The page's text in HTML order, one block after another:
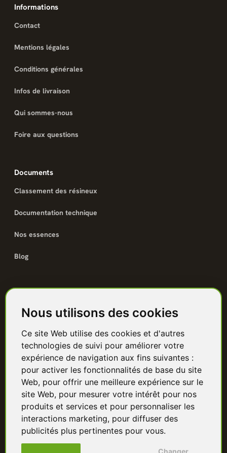
Nous utilisons des cookies
Ce site Web utilise des cookies et d'autres
technologies de suivi pour améliorer votre
expérience de navigation aux fins suivantes :
pour activer les fonctionnalités de base du site
Web, pour offrir une meilleure expérience sur le
site Web, pour mesurer votre intérêt pour nos
produits et services et pour personnaliser les
interactions marketing, pour diffuser des
publicités plus pertinentes pour vous.
Changer
Informations
Contact
Mentions légales
Conditions générales
Infos de livraison
Qui sommes-nous
Foire aux questions
Documents
Classement des résineux
Documentation technique
Nos essences
Blog
Terrasse bois
Bardage bois
Charpente & ossature
Quincaillerie
Panneaux & isolants
Granulés & bûches